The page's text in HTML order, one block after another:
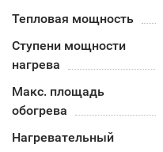
Тепловая мощность
Ступени мощности
нагрева
Макс. площадь
обогрева
Нагревательный